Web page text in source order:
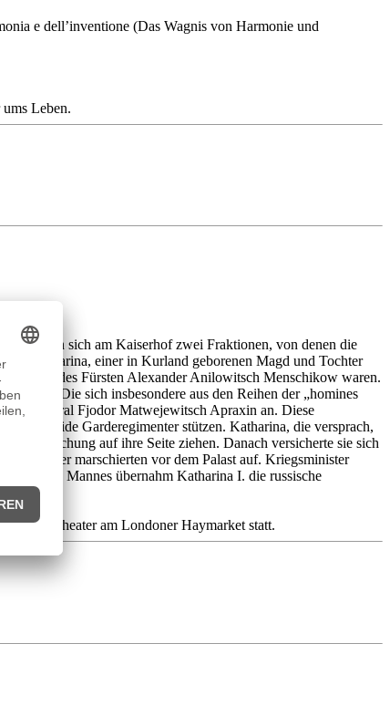
e dell’inventione (Das Wagnis von Harmonie und
Leben.
bildeten sich am Kaiserhof zwei Fraktionen, von denen die
Katharina, einer in Kurland geborenen Magd und Tochter
Gegner des Fürsten Alexander Anilowitsch Menschikow waren.
Die sich insbesondere aus den Reihen der „homines
Admiral Fjodor Matwejewitsch Apraxin an. Diese
auf beide Garderegimenter stützen. Katharina, die versprach,
Bestechung auf ihre Seite ziehen. Danach versicherte sie sich
marschierten vor dem Palast auf. Kriegsminister
ihres Mannes übernahm Katharina I. die russische
Kings Theater am Londoner Haymarket statt.